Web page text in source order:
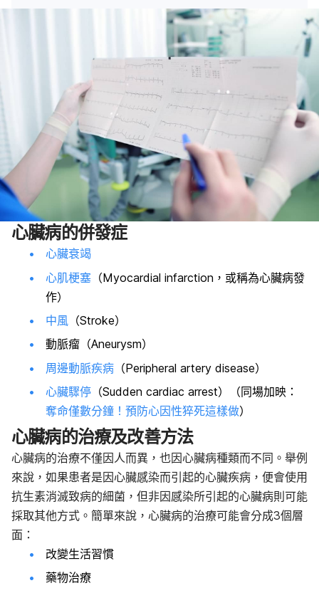
心臟病的併發症
心臟衰竭
心肌梗塞 （Myocardial infarction，或稱為心臟病發
作）
中風 （Stroke）
動脈瘤（Aneurysm）
周邊動脈疾病 （Peripheral artery disease）
心臟驟停 （Sudden cardiac arrest）
（同場加映：
奪命僅數分鐘！預防心因性猝死這樣做）
心臟病的治療及改善方法
心臟病的治療不僅因人而異，也因心臟病種類而不同。舉例
來說，如果患者是因心臟感染而引起的心臟疾病，便會使用
抗生素消滅致病的細菌，但非因感染所引起的心臟病則可能
採取其他方式。簡單來說，心臟病的治療可能會分成3個層
面：
改變生活習慣
藥物治療